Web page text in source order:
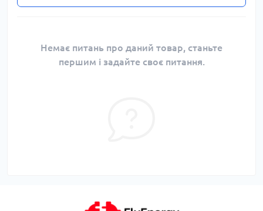
Немає питань про даний товар, станьте
першим і задайте своє питання.